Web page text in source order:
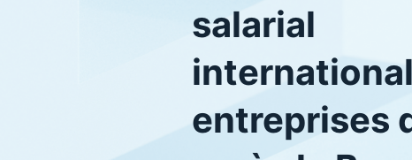
salarial
entreprises